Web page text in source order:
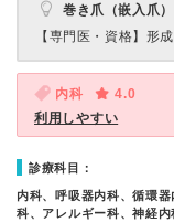
巻き爪（嵌入爪
【専門医・資格】 形
内科
4.0
利用しやすい
診療科目：
内科、呼吸器内科、循環
科、アレルギー科、神経